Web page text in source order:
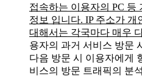
접속하는 이용자의 PC 등
정보 입니다. IP 주소가 개
대해서는 각국마다 매우
용자의 과거 서비스 방문
다음 방문 시 이용자에게
비스의 방문 트래픽의 분